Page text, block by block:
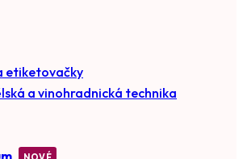
etiketovačky
a vinohradnická technika